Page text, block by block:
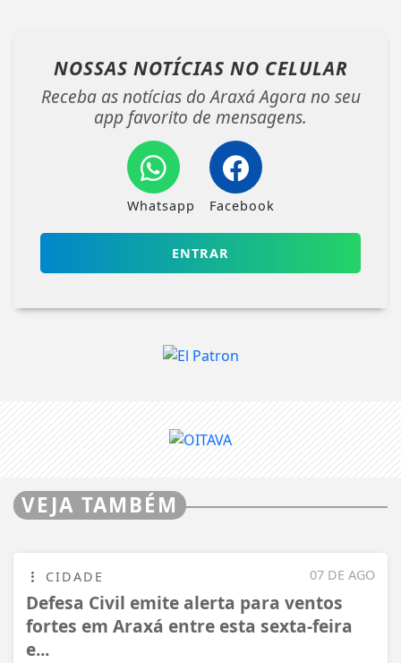
NOSSAS NOTÍCIAS NO CELULAR
Receba as notícias do Araxá Agora no seu
app favorito de mensagens.
Whatsapp Facebook
ENTRAR
VEJA TAMBÉM
07 DE AGO
CIDADE
Defesa Civil emite alerta para ventos
fortes em Araxá entre esta sexta-feira
e...